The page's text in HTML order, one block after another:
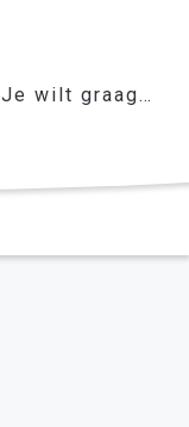
Je wilt graag…